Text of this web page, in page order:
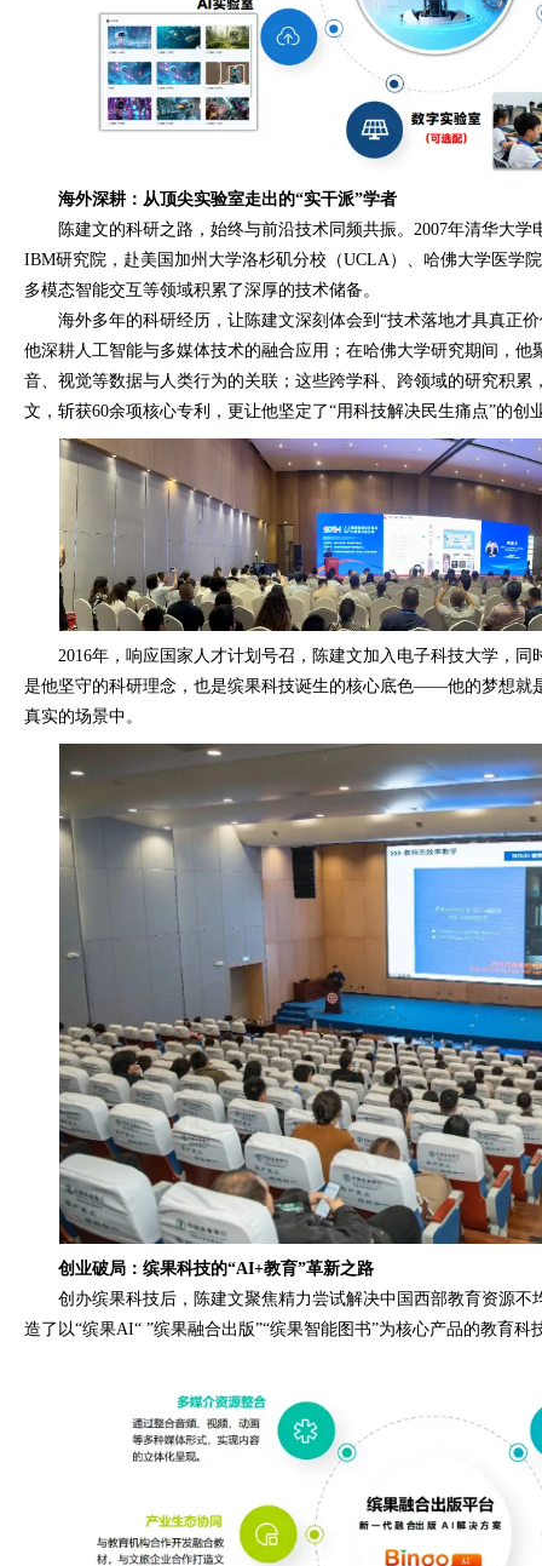
海外深耕：从顶尖实验室走出的“实干派”学者
陈建文的科研之路，始终与前沿技术同频共振。2007年清华大
IBM研究院，赴美国加州大学洛杉矶分校（UCLA）、哈佛大学医学
多模态智能交互等领域积累了深厚的技术储备。
海外多年的科研经历，让陈建文深刻体会到“技术落地才具真正
他深耕人工智能与多媒体技术的融合应用；在哈佛大学研究期间，他
音、视觉等数据与人类行为的关联；这些跨学科、跨领域的研究积累
文，斩获60余项核心专利，更让他坚定了“用科技解决民生痛点”的创
2016年，响应国家人才计划号召，陈建文加入电子科技大学，同
是他坚守的科研理念，也是缤果科技诞生的核心底色——他的梦想就
真实的场景中。
创业破局：缤果科技的“AI+教育”革新之路
创办缤果科技后，陈建文聚焦精力尝试解决中国西部教育资源不
造了以“缤果AI“ ”缤果融合出版”“缤果智能图书”为核心产品的教育